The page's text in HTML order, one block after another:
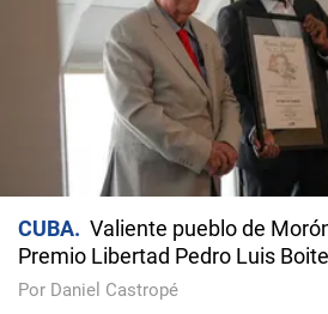
CUBA
Valiente pueblo de
Premio Libertad Pedro Luis
Por Daniel Castropé